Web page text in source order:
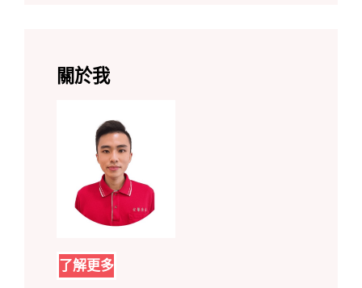
關於我
了解更多